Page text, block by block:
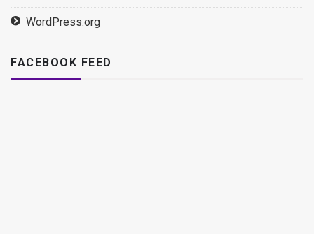
WordPress.org
FACEBOOK FEED